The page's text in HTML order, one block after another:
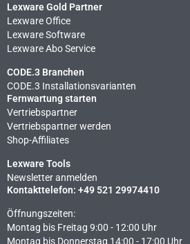
Lexware Gold Partner
Lexware Office
Lexware Software
Lexware Abo Service
CODE.3 Branchen
CODE.3 Installationsvarianten
Fernwartung starten
Vertriebspartner
Vertriebspartner werden
Shop-Affiliates
Lexware Tools
Newsletter anmelden
Kontakttelefon: +49 521 29974410
Öffnungszeiten:
Montag bis Freitag 9:00 - 12:00 Uhr
Montag bis Donnerstag 14:00 - 17:00 Uhr